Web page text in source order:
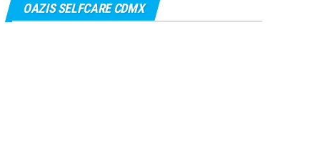
OAZIS SELFCARE CDMX